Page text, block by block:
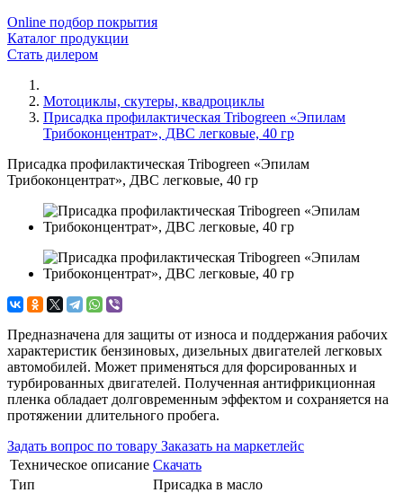
Online подбор покрытия
Каталог продукции
Стать дилером
Мотоциклы, скутеры, квадроциклы
Присадка профилактическая Tribogreen «Эпилам
Трибоконцентрат», ДВС легковые, 40 гр
Присадка профилактическая Tribogreen «Эпилам
Трибоконцентрат», ДВС легковые, 40 гр
Предназначена для защиты от износа и поддержания рабочих
характеристик бензиновых, дизельных двигателей легковых
автомобилей. Может применяться для форсированных и
турбированных двигателей. Полученная антифрикционная
пленка обладает долговременным эффектом и сохраняется на
протяжении длительного пробега.
Задать вопрос по товару Заказать на маркетлейс
Техническое описание Скачать
Тип
Присадка в масло